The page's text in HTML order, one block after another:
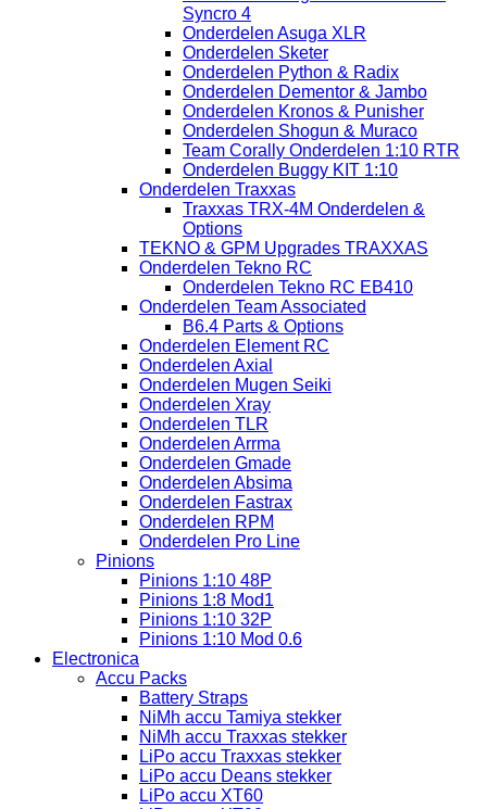
Syncro 4
Onderdelen Asuga XLR
Onderdelen Sketer
Onderdelen Python & Radix
Onderdelen Dementor & Jambo
Onderdelen Kronos & Punisher
Onderdelen Shogun & Muraco
Team Corally Onderdelen 1:10 RTR
Onderdelen Buggy KIT 1:10
Onderdelen Traxxas
Traxxas TRX-4M Onderdelen &
Options
TEKNO & GPM Upgrades TRAXXAS
Onderdelen Tekno RC
Onderdelen Tekno RC EB410
Onderdelen Team Associated
B6.4 Parts & Options
Onderdelen Element RC
Onderdelen Axial
Onderdelen Mugen Seiki
Onderdelen Xray
Onderdelen TLR
Onderdelen Arrma
Onderdelen Gmade
Onderdelen Absima
Onderdelen Fastrax
Onderdelen RPM
Onderdelen Pro Line
Pinions
Pinions 1:10 48P
Pinions 1:8 Mod1
Pinions 1:10 32P
Pinions 1:10 Mod 0.6
Electronica
Accu Packs
Battery Straps
NiMh accu Tamiya stekker
NiMh accu Traxxas stekker
LiPo accu Traxxas stekker
LiPo accu Deans stekker
LiPo accu XT60